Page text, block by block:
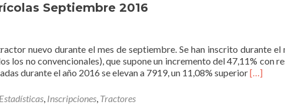
Septiembre 2016
nuevo durante el mes de septiembre. Se han inscrito durante el
los no convencionales), que supone un incremento del 47,11% con
durante el año 2016 se elevan a 7919, un 11,08% superiorRead
[…]
Estadísticas, Inscripciones, Tractores